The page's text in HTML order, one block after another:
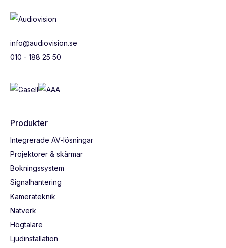
info@audiovision.se
010 - 188 25 50
Produkter
Integrerade AV-lösningar
Projektorer & skärmar
Bokningssystem
Signalhantering
Kamerateknik
Nätverk
Högtalare
Ljudinstallation